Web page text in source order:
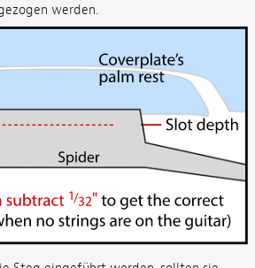
werden.